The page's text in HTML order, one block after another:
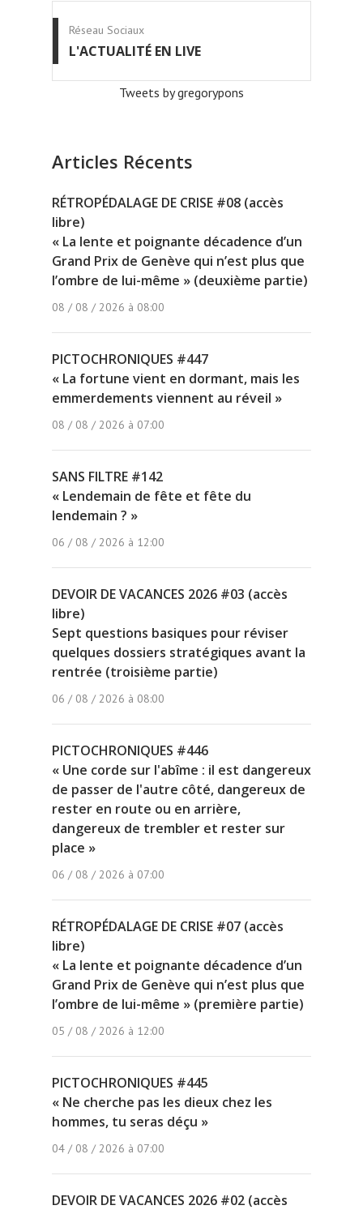
Réseau Sociaux
L'ACTUALITÉ EN LIVE
Tweets by gregorypons
Articles Récents
RÉTROPÉDALAGE DE CRISE #08 (accès
libre)
« La lente et poignante décadence d’un
Grand Prix de Genève qui n’est plus que
l’ombre de lui-même » (deuxième partie)
08 / 08 / 2026 à 08:00
PICTOCHRONIQUES #447
« La fortune vient en dormant, mais les
emmerdements viennent au réveil »
08 / 08 / 2026 à 07:00
SANS FILTRE #142
« Lendemain de fête et fête du
lendemain ? »
06 / 08 / 2026 à 12:00
DEVOIR DE VACANCES 2026 #03 (accès
libre)
Sept questions basiques pour réviser
quelques dossiers stratégiques avant la
rentrée (troisième partie)
06 / 08 / 2026 à 08:00
PICTOCHRONIQUES #446
« Une corde sur l'abîme : il est dangereux
de passer de l'autre côté, dangereux de
rester en route ou en arrière,
dangereux de trembler et rester sur
place »
06 / 08 / 2026 à 07:00
RÉTROPÉDALAGE DE CRISE #07 (accès
libre)
« La lente et poignante décadence d’un
Grand Prix de Genève qui n’est plus que
l’ombre de lui-même » (première partie)
05 / 08 / 2026 à 12:00
PICTOCHRONIQUES #445
« Ne cherche pas les dieux chez les
hommes, tu seras déçu »
04 / 08 / 2026 à 07:00
DEVOIR DE VACANCES 2026 #02 (accès